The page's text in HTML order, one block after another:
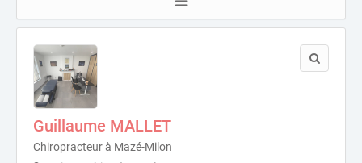
Guillaume MALLET
Chiropracteur à Mazé-Milon